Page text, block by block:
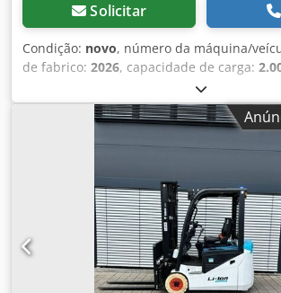
Solicitar
Condição: novo, número da máquina/
de fabrico: 2026, capacidade de carga:
, elevação livre:
carga:500 mm, tipo de combustível:
triplex, altura de construção:
51,2 V , comprimento do garfo:
200/50-10
tamanho do pneu traseiro:
16x6-8 non
3.790 kg, 5174822 Número de série:
Especificações da bateria: 51,2 V, 277 Ah
Aqvjrf